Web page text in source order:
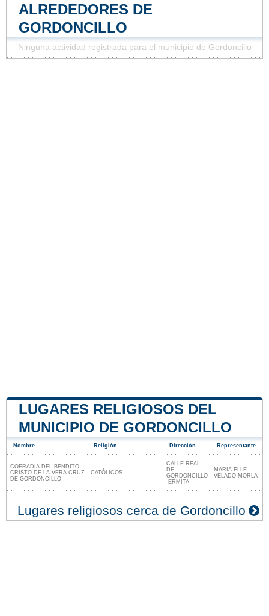
ALREDEDORES DE
GORDONCILLO
Ninguna actividad registrada para el municipio de Gordoncillo
LUGARES RELIGIOSOS DEL
MUNICIPIO DE GORDONCILLO
Nombre Religión Dirección Representante
COFRADIA DEL BENDITO
CRISTO DE LA VERA CRUZ
DE GORDONCILLO
CATÓLICOS
CALLE REAL
DE
GORDONCILLO
-ERMITA-
MARIA ELLE
VELADO MORLA
Lugares religiosos cerca de Gordoncillo